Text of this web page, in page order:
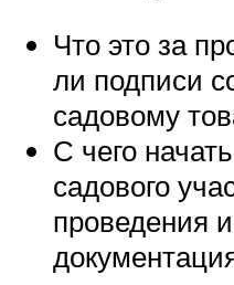
Что это за
ли подписи
садовому
С чего
садового
проведения